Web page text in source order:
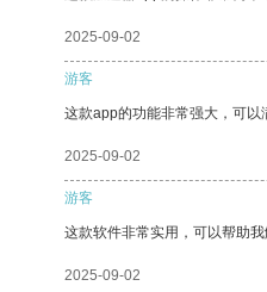
2025-09-02
游客
这款app的功能非常强大，可以
2025-09-02
游客
这款软件非常实用，可以帮助我
2025-09-02